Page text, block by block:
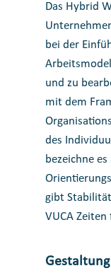
Das Hybrid
bei der
und zu
mit dem
des
bezeichne
gibt
VUCA